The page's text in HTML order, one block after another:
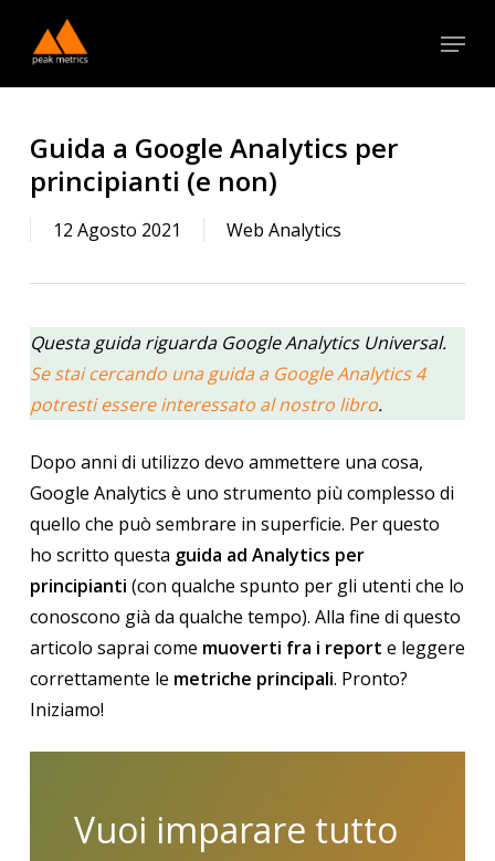
Menu
Guida a Google Analytics per
principianti (e non)
12 Agosto 2021 Web Analytics
Questa guida riguarda Google Analytics Universal.
Se stai cercando una guida a Google Analytics 4
potresti essere interessato al nostro libro.
Dopo anni di utilizzo devo ammettere una cosa,
Google Analytics è uno strumento più complesso di
quello che può sembrare in superficie. Per questo
ho scritto questa guida ad Analytics per
principianti (con qualche spunto per gli utenti che lo
conoscono già da qualche tempo). Alla fine di questo
articolo saprai come muoverti fra i report e leggere
correttamente le metriche principali. Pronto?
Iniziamo!
Vuoi imparare tutto